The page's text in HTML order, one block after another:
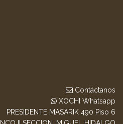
Contáctanos
XOCHI Whatsapp
PRESIDENTE MASARIK 490 Piso 6